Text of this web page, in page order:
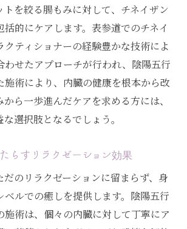
戻す
ンが内臓に与える影響
のチネイザン施術の効果
ランスを整えるチネイザンの魅力
チネイザンで得られる心身の調和
アで生まれる新たな健康観
るチネイザン / 老廃物排出の新た
出のための新しい方法
チネイザンでデトックスを実現
トを絞る腸もみに対して、チネイザン
括的にケアします。表参道でのチネイ
クティショナーの経験豊かな技術によ
わせたアプローチが行われ、陰陽五行
施術により、内臓の健康を根本から改
ら一歩進んだケアを求める方には、
選択肢となるでしょう。
らすリラクゼーション効果
だのリラクゼーションに留まらず、身
ベルでの癒しを提供します。陰陽五行
施術は、個々の内臓に対して丁寧にア